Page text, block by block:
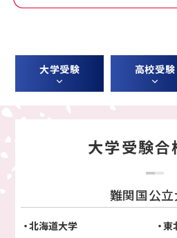
大学受験 高校受験
大学受験合
難関国公
北海道大学
東